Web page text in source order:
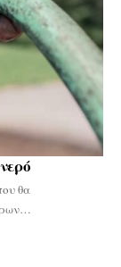
θα